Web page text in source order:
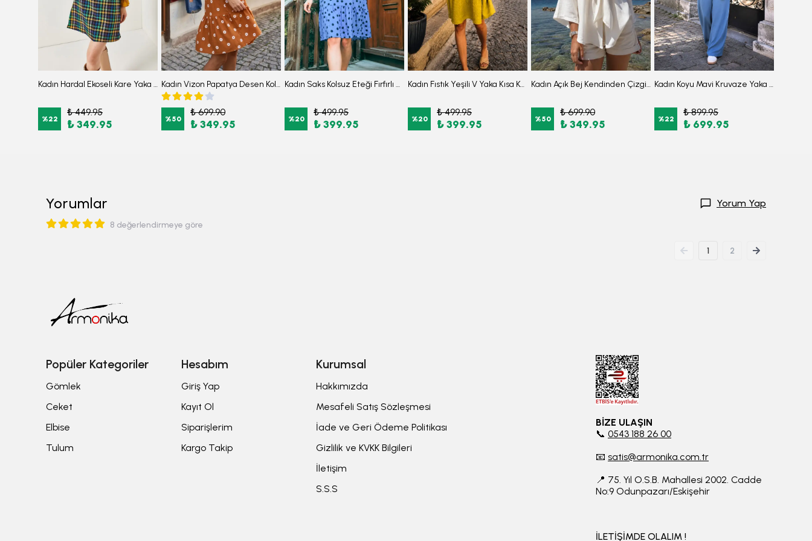
Kadın Hardal Ekoseli Kare Yaka Uzun Kol Elbise ARM-22Y001182
%22
₺ 449.95
₺ 349.95
Kadın Vizon Papatya Desen Kolsuz Eteği Fırfırlı Elbise ARM-22Y001123
%50
₺ 699.90
₺ 349.95
Kadın Saks Kolsuz Eteği Fırfırlı Elbise ARM-26Y001117
%20
₺ 499.95
₺ 399.95
Kadın Fıstık Yeşili V Yaka Kısa Kol Fırfırlı Elbise ARM-26Y001107
%20
₺ 499.95
₺ 399.95
Kadın Açık Bej Kendinden Çizgili Önden Bağlamalı Kimono Gömlek ARM-24Y001101
%50
₺ 699.90
₺ 349.95
Kadın Koyu Mavi Kruvaze Yaka Sırtı V Detaylı Cepli Kuşaklı Bol Paça Tulum ARM-24Y001073
%22
₺ 899.95
₺ 699.95
Yorumlar Yorum Yap
8 değerlendirmeye göre
1 2
Popüler Kategoriler
Gömlek
Ceket
Elbise
Tulum
Hesabım
Giriş Yap
Kayıt Ol
Siparişlerim
Kargo Takip
Kurumsal
Hakkımızda
Mesafeli Satış Sözleşmesi
İade ve Geri Ödeme Politikası
Gizlilik ve KVKK Bilgileri
İletişim
S.S.S
BİZE ULAŞIN
📞 0543 188 26 00
📧 satis@armonika.com.tr
📍 75. Yıl O.S.B. Mahallesi 2002. Cadde
No:9 Odunpazarı/Eskişehir
İLETİŞİMDE OLALIM !